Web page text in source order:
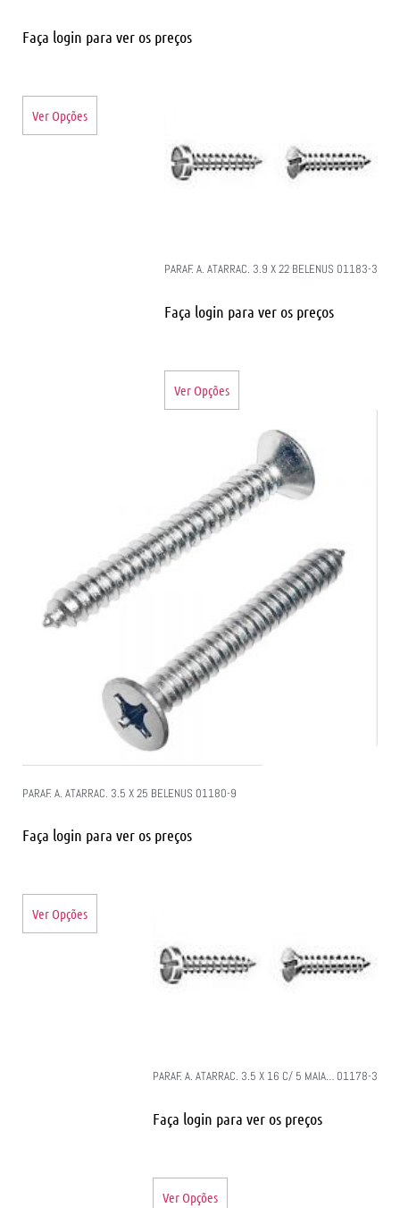
Faça login para ver os preços
Ver Opções
PARAF. A. ATARRAC. 3.9 X 22 BELENUS 01183-3
Faça login para ver os preços
Ver Opções
PARAF. A. ATARRAC. 3.5 X 25 BELENUS 01180-9
Faça login para ver os preços
Ver Opções
PARAF. A. ATARRAC. 3.5 X 16 C/ 5 MAIA… 01178-3
Faça login para ver os preços
Ver Opções